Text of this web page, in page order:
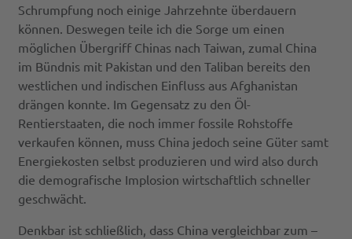
Schrumpfung noch einige Jahrzehnte überdauern
können. Deswegen teile ich die Sorge um einen
möglichen Übergriff Chinas nach Taiwan, zumal China
im Bündnis mit Pakistan und den Taliban bereits den
westlichen und indischen Einfluss aus Afghanistan
drängen konnte. Im Gegensatz zu den Öl-
Rentierstaaten, die noch immer fossile Rohstoffe
verkaufen können, muss China jedoch seine Güter samt
Energiekosten selbst produzieren und wird also durch
die demografische Implosion wirtschaftlich schneller
geschwächt.
Denkbar ist schließlich, dass China vergleichbar zum –